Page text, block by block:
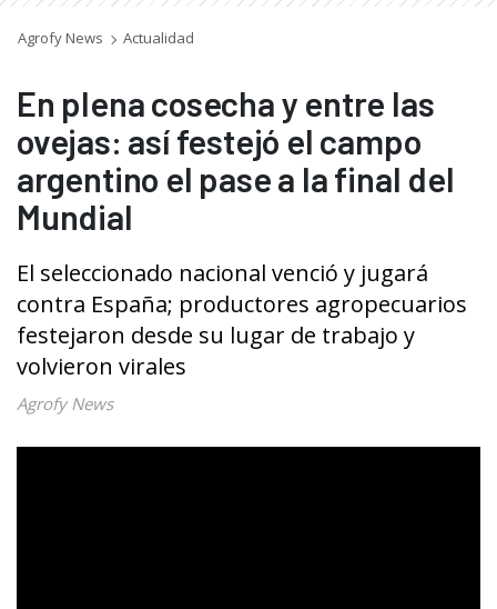
Agrofy News Actualidad
En plena cosecha y entre las
ovejas: así festejó el campo
argentino el pase a la final del
Mundial
El seleccionado nacional venció y jugará
contra España; productores agropecuarios
festejaron desde su lugar de trabajo y
volvieron virales
Agrofy News